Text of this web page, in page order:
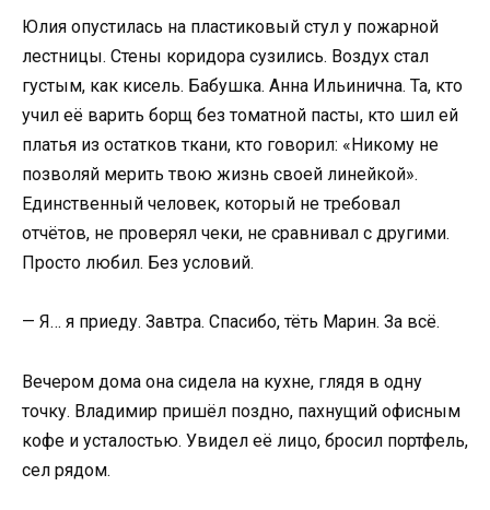
Юлия опустилась на пластиковый стул у пожарной
лестницы. Стены коридора сузились. Воздух стал
густым, как кисель. Бабушка. Анна Ильинична. Та, кто
учил её варить борщ без томатной пасты, кто шил ей
платья из остатков ткани, кто говорил: «Никому не
позволяй мерить твою жизнь своей линейкой».
Единственный человек, который не требовал
отчётов, не проверял чеки, не сравнивал с другими.
Просто любил. Без условий.
— Я… я приеду. Завтра. Спасибо, тёть Марин. За всё.
Вечером дома она сидела на кухне, глядя в одну
точку. Владимир пришёл поздно, пахнущий офисным
кофе и усталостью. Увидел её лицо, бросил портфель,
сел рядом.